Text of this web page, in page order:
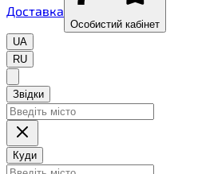
Доставка
Особистий кабінет
UA
RU
Звідки
Куди